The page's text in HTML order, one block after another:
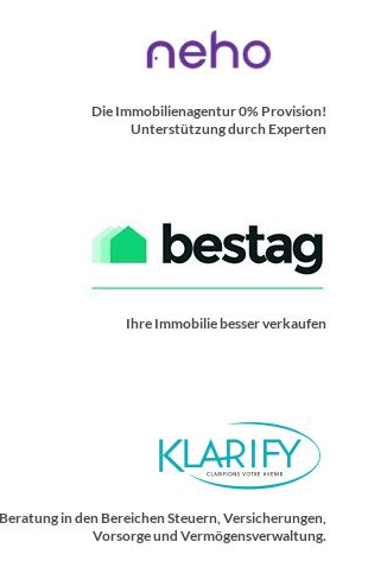
Die Immobilienagentur 0% Provision!
Unterstützung durch Experten
Ihre Immobilie besser verkaufen
in den Bereichen Steuern, Versicherungen,
Vorsorge und Vermögensverwaltung.